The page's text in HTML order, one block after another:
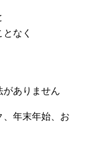
なく
がありません
、年末年始、お